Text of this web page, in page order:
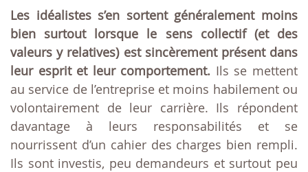
Les idéalistes s’en sortent généralement moins
bien surtout lorsque le sens collectif (et des
valeurs y relatives) est sincèrement présent dans
leur esprit et leur comportement. Ils se mettent
au service de l’entreprise et moins habilement ou
volontairement de leur carrière. Ils répondent
davantage à leurs responsabilités et se
nourrissent d’un cahier des charges bien rempli.
Ils sont investis, peu demandeurs et surtout peu